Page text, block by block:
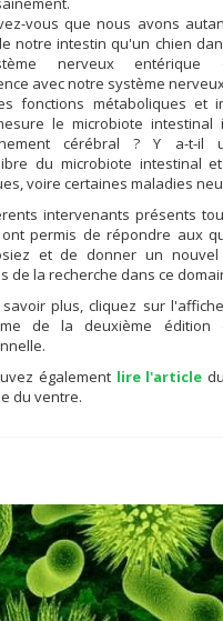
vous que nous avons
notre intestin qu'un chien
nerveux entérique
avec notre système
fonctions métaboliques et
le microbiote intestinal
cérébral ? Y a-t-
du microbiote intestinal
voire certaines maladies
intervenants présents
permis de répondre aux
et de donner un nouvel
de la recherche dans ce
plus, cliquez sur
de la deuxième édition
également lire l'article
du ventre.